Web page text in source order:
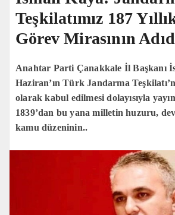
Teşkilatımız 187
Görev Mirasının
Anahtar Parti Çanakkale İl Başkanı
Haziran’ın Türk Jandarma
olarak kabul edilmesi dolayısıyla
1839’dan bu yana milletin huzuru,
kamu düzeninin..